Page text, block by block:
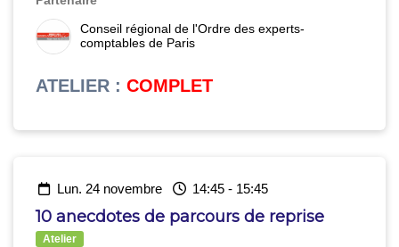
Conseil régional de l'Ordre des experts-
comptables de Paris
ATELIER : COMPLET
lun. 24 novembre 14:45- 15:45
10 anecdotes de parcours de reprise
Atelier